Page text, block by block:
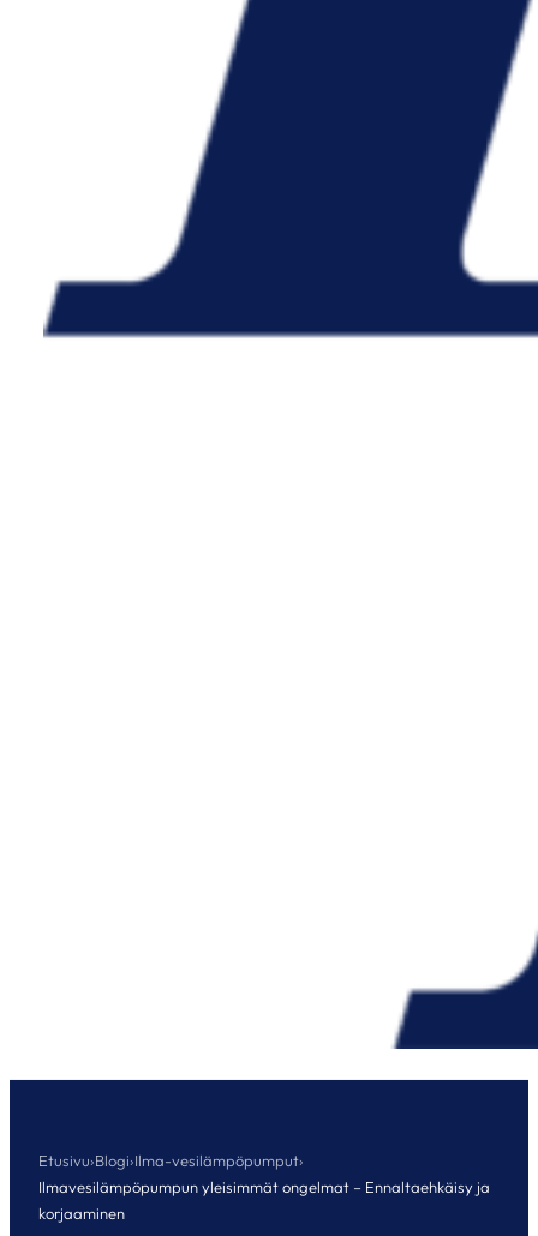
Etusivu›Blogi›Ilma-vesilämpöpumput›
Ilmavesilämpöpumpun yleisimmät ongelmat – Ennaltaehkäisy ja
korjaaminen